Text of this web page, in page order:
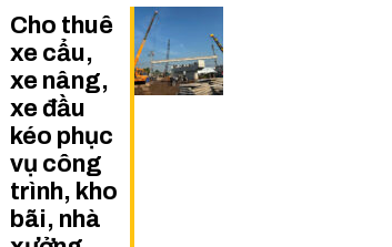
Cho thuê
xe cẩu,
xe nâng,
xe đầu
kéo phục
vụ công
trình, kho
bãi, nhà